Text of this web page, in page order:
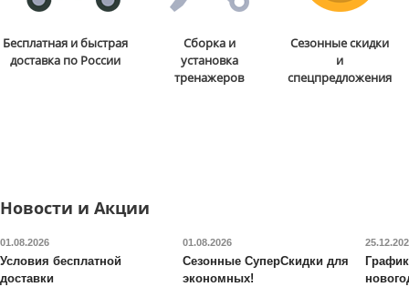
Регулируемая гантель
ProximaGigant 40 кг
Груша-манекен для
BOB BOX XL
Бесплатная и быстрая
доставка по России
Сборка и
установка
тренажеров
Сезонные скидки
и
спецпредложения
Новости и Акции
01.08.2026
Условия бесплатной
доставки
01.08.2026
Сезонные СуперСкидки для
экономных!